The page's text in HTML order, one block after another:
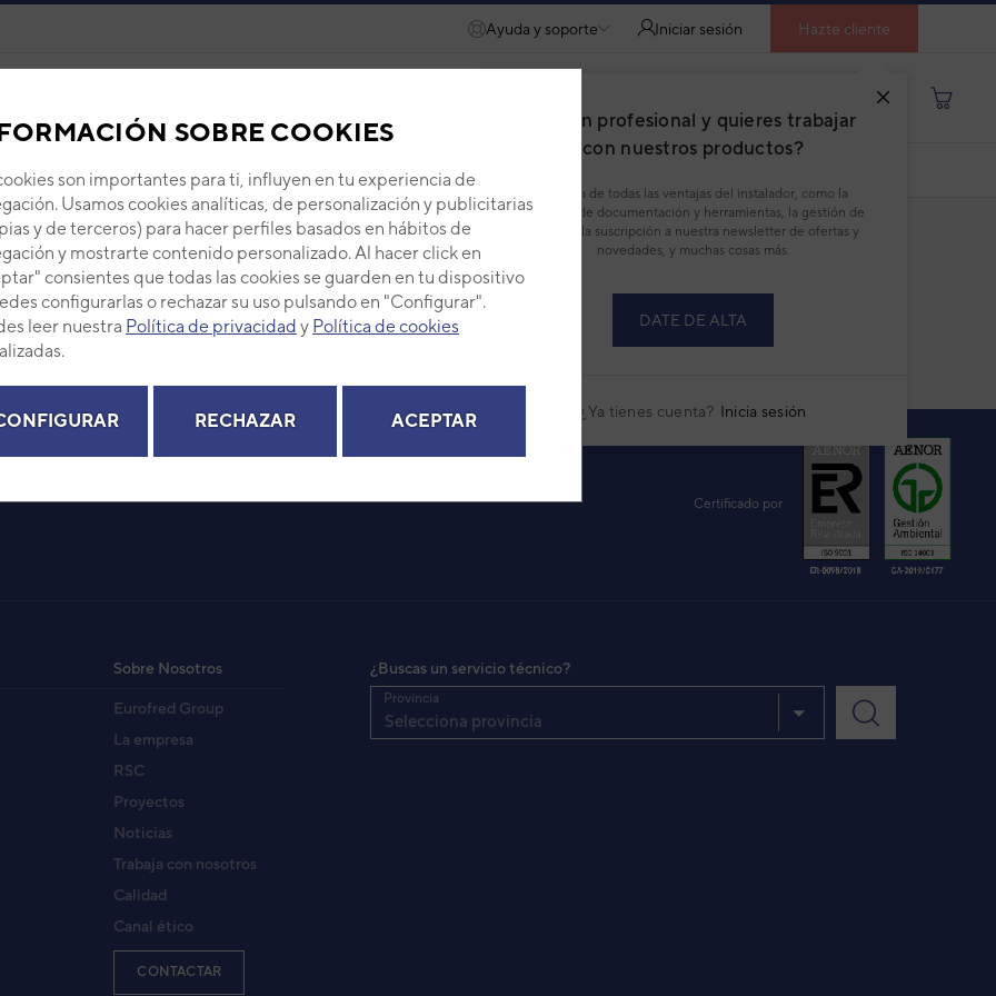
SOBRE COOKIES
son importantes para ti, influyen en tu experiencia de
Usamos cookies analíticas, de personalización y publicitarias
y de terceros) para hacer perfiles basados en hábitos de
y mostrarte contenido personalizado. Al hacer click en
consientes que todas las cookies se guarden en tu dispositivo
configurarlas o rechazar su uso pulsando en "Configurar".
leer nuestra Política de privacidad y Política de cookies
RECHAZAR ACEPTAR
Ayuda y soporte Iniciar sesión
¿Eres un profesional y quieres trabajar
con nuestros productos?
Disfruta de todas las ventajas del instalador, como la
descarga de documentación y herramientas, la gestión de
pedidos, la suscripción a nuestra newsletter de ofertas y
novedades, y muchas cosas más.
DATE DE ALTA
¿Ya tienes cuenta? Inicia sesión
Hazte cliente
FUJI ELECTRIC SPLIT PARED
24FB (ASF24F)
3NFE1147_10
RO24FC
Certificado por
Sobre Nosotros
Eurofred Group
La empresa
RSC
Proyectos
Noticias
Trabaja con nosotros
Calidad
Canal ético
CONTACTAR
¿Buscas un servicio técnico?
Selecciona provincia
Provincia